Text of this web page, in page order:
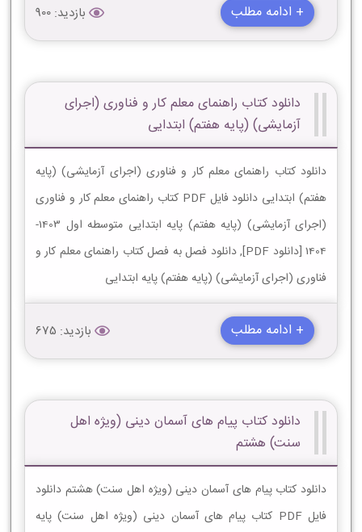
+ ادامه مطلب بازدید: 900
دانلود کتاب راهنمای معلم کار و فناوری (اجرای
آزمایشی) (پایه هفتم) ابتدایی
دانلود کتاب راهنمای معلم کار و فناوری (اجرای آزمایشی) (پایه
هفتم) ابتدایی دانلود فایل PDF کتاب راهنمای معلم کار و فناوری
(اجرای آزمایشی) (پایه هفتم) پایه ابتدایی متوسطه اول 1403-
1404 [دانلود PDF], دانلود فصل به فصل کتاب راهنمای معلم کار و
فناوری (اجرای آزمایشی) (پایه هفتم) پایه ابتدایی
+ ادامه مطلب بازدید: 675
دانلود کتاب پیام های آسمان دینی (ویژه اهل
سنت) هشتم
دانلود کتاب پیام های آسمان دینی (ویژه اهل سنت) هشتم دانلود
فایل PDF کتاب پیام های آسمان دینی (ویژه اهل سنت) پایه